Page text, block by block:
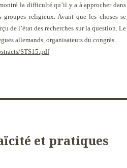
la difficulté qu’il y a à approcher dans
religieux. Avant que les choses se
de l’état des recherches sur la question. Le
allemands, organisateurs du congrès.
STS15.pdf
et pratiques